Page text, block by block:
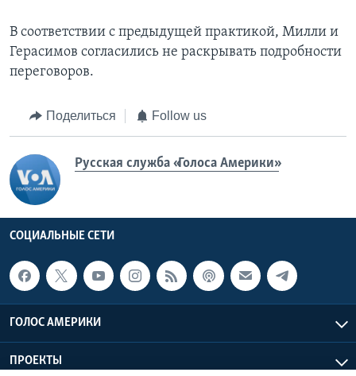
В соответствии с предыдущей практикой, Милли и
Герасимов согласились не раскрывать подробности
переговоров.
Поделиться Follow us
Русская служба «Голоса Америки»
СОЦИАЛЬНЫЕ СЕТИ
ГОЛОС АМЕРИКИ
ПРОЕКТЫ